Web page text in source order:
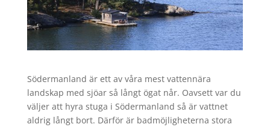
Södermanland är ett av våra mest vattennära
landskap med sjöar så långt ögat når. Oavsett var du
väljer att hyra stuga i Södermanland så är vattnet
aldrig långt bort. Därför är badmöjligheterna stora